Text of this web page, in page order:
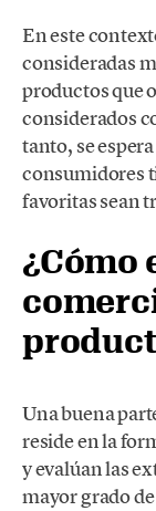
En este
consideradas
productos que
considerados
tanto, se
consumidores
favoritas sean
¿Cómo
Una buena
reside en la
y evalúan las
mayor grado